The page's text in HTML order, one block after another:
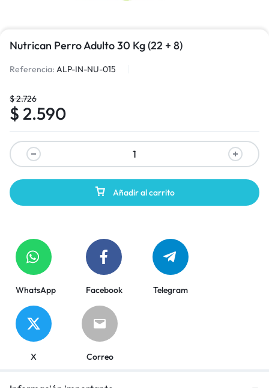
Nutrican Perro Adulto 30 Kg (22 + 8)
Referencia: ALP-IN-NU-015
$2.726
$ 2.590
Añadir al carrito
WhatsApp Facebook Telegram
X Correo